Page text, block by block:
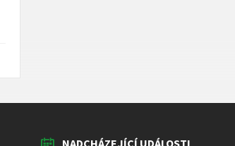
NADCHÁZEJÍCÍ UDÁLOSTI